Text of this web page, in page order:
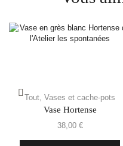
Tout Vases et cache-pots
Vase Hortense
38,00 €